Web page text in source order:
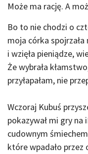
Może ma rację. A
Bo to nie chodzi o
moja córka
i wzięła pieniądze,
Że wybrała
przyłapałam, nie
Wczoraj Kubuś
pokazywał mi gry na
cudownym
które wpadało przez